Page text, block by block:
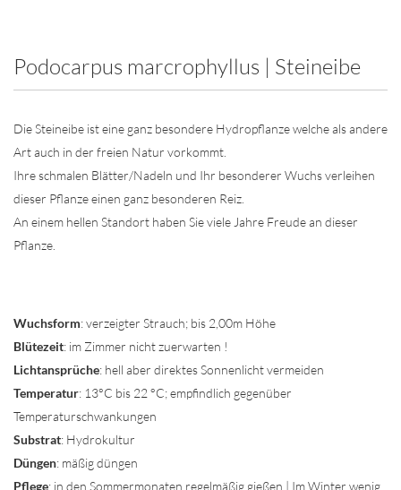
Podocarpus marcrophyllus | Steineibe
Die Steineibe ist eine ganz besondere Hydropflanze welche als andere
Art auch in der freien Natur vorkommt.
Ihre schmalen Blätter/Nadeln und Ihr besonderer Wuchs verleihen
dieser Pflanze einen ganz besonderen Reiz.
An einem hellen Standort haben Sie viele Jahre Freude an dieser
Pflanze.
Wuchsform: verzeigter Strauch; bis 2,00m Höhe
Blütezeit: im Zimmer nicht zuerwarten !
Lichtansprüche: hell aber direktes Sonnenlicht vermeiden
Temperatur: 13°C bis 22 °C; empfindlich gegenüber
Temperaturschwankungen
Substrat: Hydrokultur
Düngen: mäßig düngen
Pflege: in den Sommermonaten regelmäßig gießen | Im Winter wenig